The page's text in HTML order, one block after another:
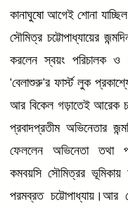
কানাঘুষো আগেই শোনা
সৌমিত্র চট্টোপাধ্যায়ের
করলেন স্বয়ং পরিচালক ও
‘বেলাশুরু’র ফার্স্ট লুক
আর বিকেল গড়াতেই আরেক
প্রবাদপ্রতীম অভিনেতার
ফেললেন অভিনেতা তথা
কমবয়সি সৌমিত্রর
পরমব্রত